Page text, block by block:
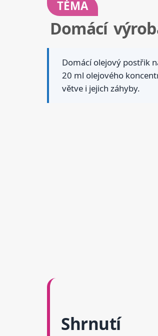
TÉMA
Domácí
Domácí olejový postřik
20 ml olejového
větve i jejich záhyby.
Shrnutí